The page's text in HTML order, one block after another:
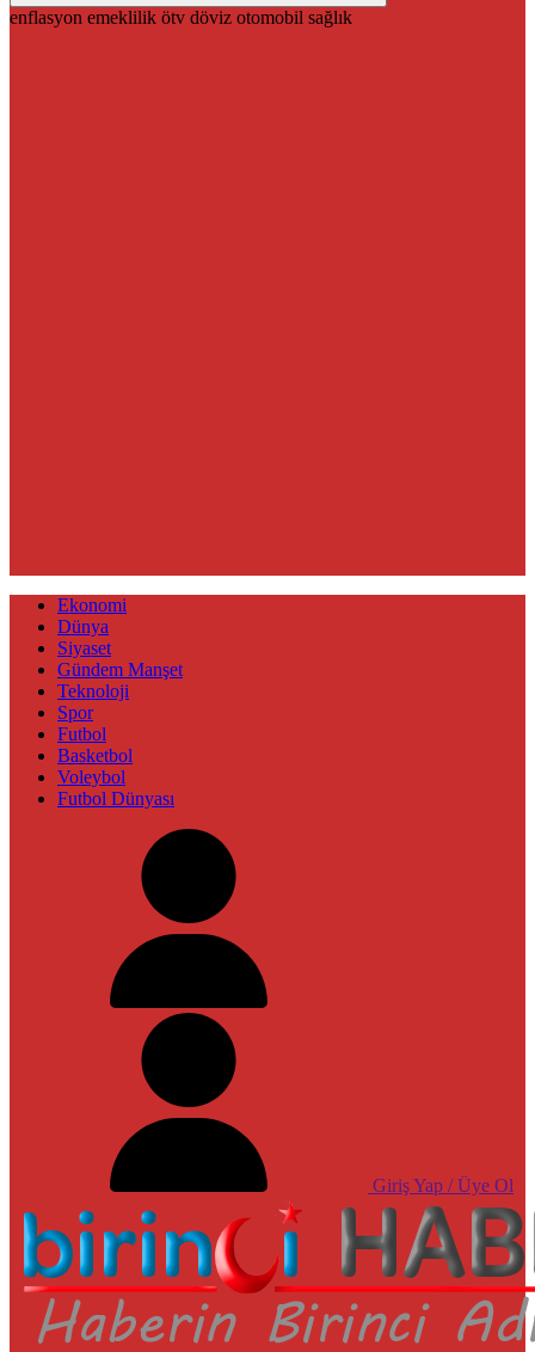
enflasyon emeklilik ötv döviz otomobil sağlık
Ekonomi
Dünya
Siyaset
Gündem Manşet
Teknoloji
Spor
Futbol
Basketbol
Voleybol
Futbol Dünyası
Giriş Yap / Üye Ol